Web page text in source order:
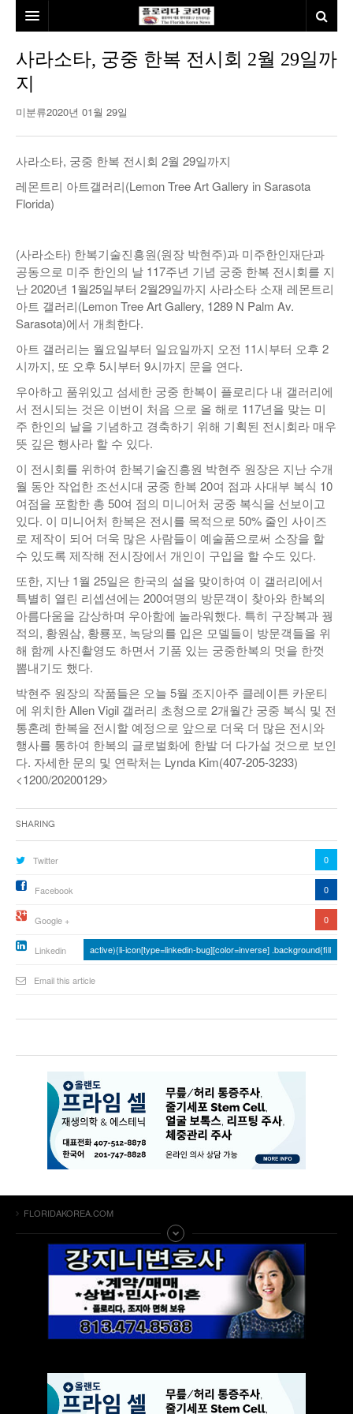
뉴스
김선옥칼럼
김원동칼럼
본보특집
100인선
독자광장
여행
인근여행지
낚시/비치
골프
인터뷰/탐방
사라소타, 궁중 한복 전시회 2월 29일까
지
미분류2020년 01월 29일
사라소타, 궁중 한복 전시회 2월 29일까지
레몬트리 아트갤러리(Lemon Tree Art Gallery in Sarasota
Florida)
(사라소타) 한복기술진흥원(원장 박현주)과 미주한인재단과
공동으로 미주 한인의 날 117주년 기념 궁중 한복 전시회를 지
난 2020년 1월25일부터 2월29일까지 사라소타 소재 레몬트리
아트 갤러리(Lemon Tree Art Gallery, 1289 N Palm Av.
Sarasota)에서 개최한다.
아트 갤러리는 월요일부터 일요일까지 오전 11시부터 오후 2
시까지, 또 오후 5시부터 9시까지 문을 연다.
우아하고 품위있고 섬세한 궁중 한복이 플로리다 내 갤러리에
서 전시되는 것은 이번이 처음 으로 올 해로 117년을 맞는 미
주 한인의 날을 기념하고 경축하기 위해 기획된 전시회라 매우
뜻 깊은 행사라 할 수 있다.
이 전시회를 위하여 한복기술진흥원 박현주 원장은 지난 수개
월 동안 작업한 조선시대 궁중 한복 20여 점과 사대부 복식 10
여점을 포함한 총 50여 점의 미니어처 궁중 복식을 선보이고
있다. 이 미니어처 한복은 전시를 목적으로 50% 줄인 사이즈
로 제작이 되어 더욱 많은 사람들이 예술품으로써 소장을 할
수 있도록 제작해 전시장에서 개인이 구입을 할 수도 있다.
또한, 지난 1월 25일은 한국의 설을 맞이하여 이 갤러리에서
특별히 열린 리셉션에는 200여명의 방문객이 찾아와 한복의
아름다움을 감상하며 우아함에 놀라워했다. 특히 구장복과 꿩
적의, 황원삼, 황룡포, 녹당의를 입은 모델들이 방문객들을 위
해 함께 사진촬영도 하면서 기품 있는 궁중한복의 멋을 한껏
뽐내기도 했다.
박현주 원장의 작품들은 오늘 5월 조지아주 클레이튼 카운티
에 위치한 Allen Vigil 갤러리 초청으로 2개월간 궁중 복식 및 전
통혼례 한복을 전시할 예정으로 앞으로 더욱 더 많은 전시와
행사를 통하여 한복의 글로벌화에 한발 더 다가설 것으로 보인
다. 자세한 문의 및 연락처는 Lynda Kim(407-205-3233)
<1200/20200129>
Sharing
Twitter 0
Facebook 0
Google + 0
Linkedin active){li-icon[type=linkedin-bug][color=inverse] .background{fill
Email this article
FLORIDAKOREA.COM